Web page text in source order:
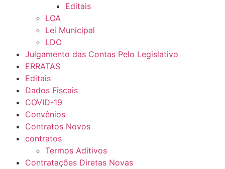
Editais
LOA
Lei Municipal
LDO
Julgamento das Contas Pelo Legislativo
ERRATAS
Editais
Dados Fiscais
COVID-19
Convênios
Contratos Novos
contratos
Termos Aditivos
Contratações Diretas Novas